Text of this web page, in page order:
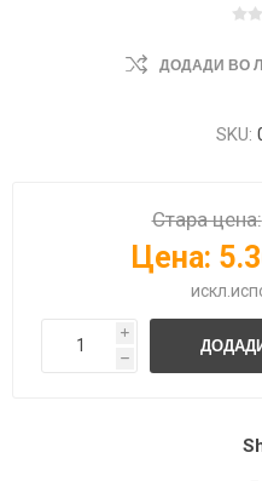
ДОДАДИ ВО
SKU:
Стара цена:
Цена:
искл.
i
h